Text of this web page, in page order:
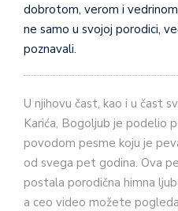
dobrotom, verom i
ne samo u svojoj porodici,
poznavali.
U njihovu čast, kao i u čast
Karića, Bogoljub je podelio
povodom pesme koju je
od svega pet godina. Ova
postala porodična himna
a ceo video možete